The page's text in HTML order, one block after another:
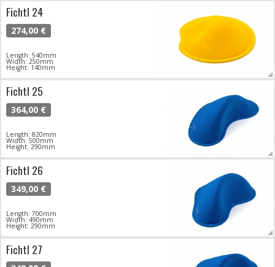
Fichtl 24
274,00 €
Length: 540mm
Width: 250mm
Height: 140mm
Fichtl 25
364,00 €
Length: 820mm
Width: 500mm
Height: 290mm
Fichtl 26
349,00 €
Length: 700mm
Width: 490mm
Height: 290mm
Fichtl 27